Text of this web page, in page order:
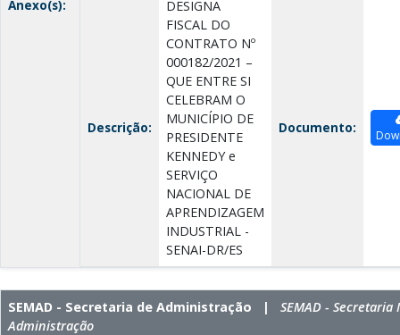
Anexo(s):
Descrição:
DESIGNA
FISCAL DO
CONTRATO Nº
000182/2021 –
QUE ENTRE SI
CELEBRAM O
MUNICÍPIO DE
PRESIDENTE
KENNEDY e
SERVIÇO
NACIONAL DE
APRENDIZAGEM
INDUSTRIAL -
SENAI-DR/ES
Documento:
SEMAD - Secretaria de Administração | SEMAD -
Administração